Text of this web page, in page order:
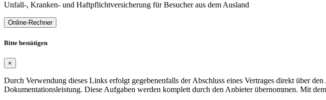
Unfall-, Kranken- und Haftpflichtversicherung für Besucher aus dem Ausland
Online-Rechner
Bitte bestätigen
×
Durch Verwendung dieses Links erfolgt gegebenenfalls der Abschluss eines Vertrages direkt über
Dokumentationsleistung. Diese Aufgaben werden komplett durch den Anbieter übernommen. Mit